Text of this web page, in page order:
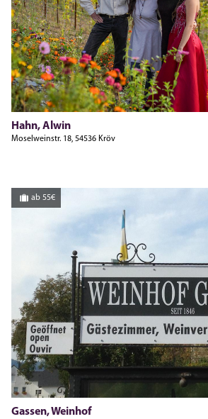
Hahn, Alwin
Moselweinstr. 18, 54536 Kröv
ab 55€
Gassen, Weinhof